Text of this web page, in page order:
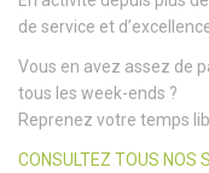
de service et
Vous en avez assez de
tous les week-ends ?
Reprenez votre temps
CONSULTEZ TOUS NOS